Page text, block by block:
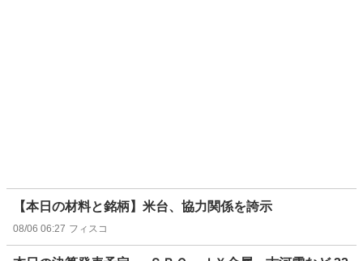
【本日の材料と銘柄】米台、協力関係を誇示
08/06 06:27 フィスコ